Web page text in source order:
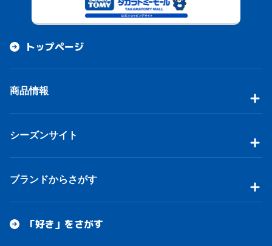
トップページ
商品情報
シーズンサイト
ブランドからさがす
「好き」をさがす